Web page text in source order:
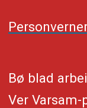
Bø blad
Ver